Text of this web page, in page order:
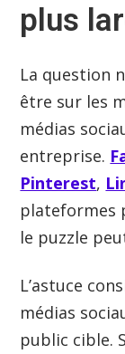
plus
La question
être sur les
médias
entreprise.
Pinterest,
plateformes
le puzzle
L’astuce
médias
public cible.